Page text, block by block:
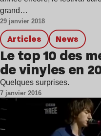
grand…
29 janvier 2018
Articles news
Le top 10 des
de vinyles en
Quelques surprises.
7 janvier 2016